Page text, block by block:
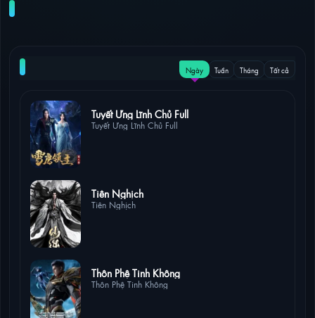
KIẾM ĐẠO LĂNG THIÊN TẬP 13 – 14 [VIETSUB]
NỔI BẬT Ngày Tuần Tháng Tất cả
Tuyết Ưng Lĩnh Chủ Full
Tuyết Ưng Lĩnh Chủ Full
Tiên Nghịch
Tiên Nghịch
Thôn Phệ Tinh Không
Thôn Phệ Tinh Không